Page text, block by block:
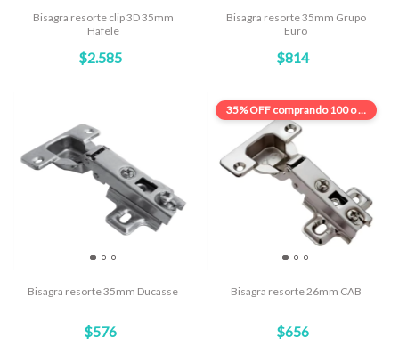
Bisagra resorte clip 3D 35mm
Hafele
$2.585
Bisagra resorte 35mm Grupo
Euro
$814
Bisagra resorte 35mm Ducasse
$576
Bisagra resorte 26mm CAB
$656
35% OFF comprando 100 o más